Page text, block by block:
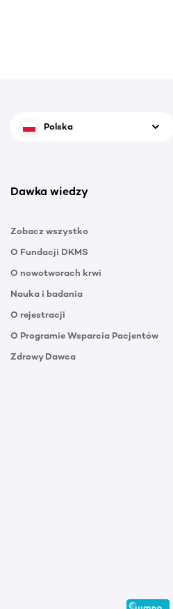
Polska
Dawka wiedzy
Zobacz wszystko
O Fundacji DKMS
O nowotworach krwi
Nauka i badania
O rejestracji
O Programie Wsparcia Pacjentów
Zdrowy Dawca